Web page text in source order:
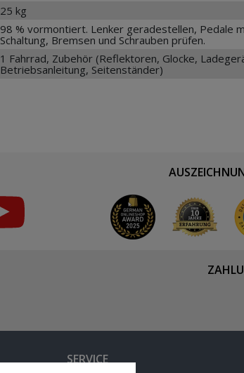
25 kg
98 % vormontiert. Lenker geradestellen, Pedale
Schaltung, Bremsen und Schrauben prüfen.
1 Fahrrad, Zubehör (Reflektoren, Glocke,
Betriebsanleitung, Seitenständer)
SERVICE